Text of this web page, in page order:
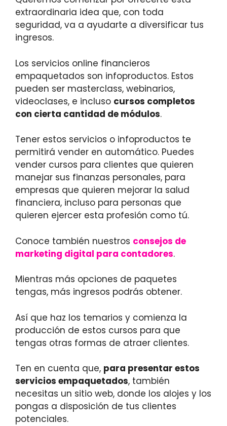
extraordinaria idea que, con toda
seguridad, va a ayudarte a diversificar tus
ingresos.
Los servicios online financieros
empaquetados son infoproductos. Estos
pueden ser masterclass, webinarios,
videoclases, e incluso cursos completos
con cierta cantidad de módulos.
Tener estos servicios o infoproductos te
permitirá vender en automático. Puedes
vender cursos para clientes que quieren
manejar sus finanzas personales, para
empresas que quieren mejorar la salud
financiera, incluso para personas que
quieren ejercer esta profesión como tú.
Conoce también nuestros consejos de
marketing digital para contadores.
Mientras más opciones de paquetes
tengas, más ingresos podrás obtener.
Así que haz los temarios y comienza la
producción de estos cursos para que
tengas otras formas de atraer clientes.
Ten en cuenta que, para presentar estos
servicios empaquetados, también
necesitas un sitio web, donde los alojes y los
pongas a disposición de tus clientes
potenciales.